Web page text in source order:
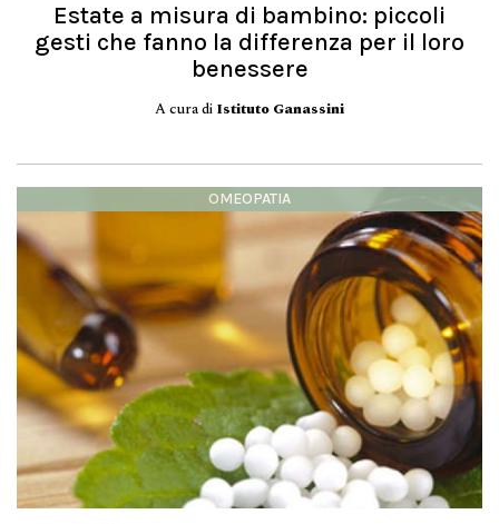
Estate a misura di bambino: piccoli
gesti che fanno la differenza per il loro
benessere
A cura di Istituto Ganassini
OMEOPATIA